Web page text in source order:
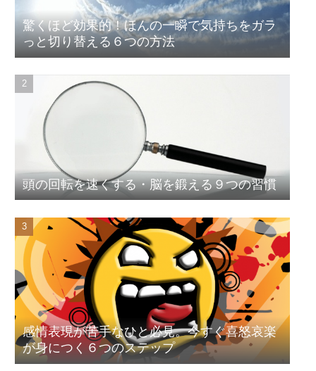
驚くほど効果的！ほんの一瞬で気持ちをガラ
っと切り替える６つの方法
頭の回転を速くする・脳を鍛える９つの習慣
感情表現が苦手なひと必見。今すぐ喜怒哀楽
が身につく６つのステップ